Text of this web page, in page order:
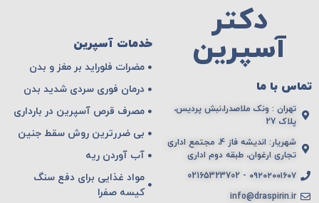
دکتر
آسپرین
تماس با ما
تهران : ونک ملاصدرا،نبش پردیس،
پلاک 27
شهریار: اندیشه فاز 4، مجتمع اداری
تجاری ارغوان، طبقه دوم اداری
۰۹۲۰۲۰۰۱۶۰۷ - 02165323702
info@draspirin.ir
خدمات آسپرین
مضرات فلوراید بر مغز و بدن
درمان فوری سردی شدید بدن
مصرف قرص آسپرین در بارداری
بی ضررترین روش سقط جنین
آب آوردن ریه
مواد غذایی برای دفع سنگ
کیسه صفرا